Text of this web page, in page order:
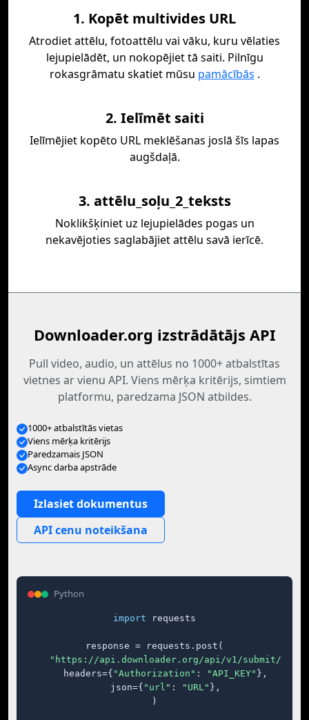
1. Kopēt multivides URL
Atrodiet attēlu, fotoattēlu vai vāku, kuru vēlaties
lejupielādēt, un nokopējiet tā saiti. Pilnīgu
rokasgrāmatu skatiet mūsu pamācībās .
2. Ielīmēt saiti
Ielīmējiet kopēto URL meklēšanas joslā šīs lapas
augšdaļā.
3. attēlu_soļu_2_teksts
Noklikšķiniet uz lejupielādes pogas un
nekavējoties saglabājiet attēlu savā ierīcē.
Downloader.org izstrādātājs API
Pull video, audio, un attēlus no 1000+ atbalstītas
vietnes ar vienu API. Viens mērķa kritērijs, simtiem
platformu, paredzama JSON atbildes.
1000+ atbalstītās vietas
Viens mērķa kritērijs
Paredzamais JSON
Async darba apstrāde
Izlasiet dokumentus
API cenu noteikšana
Python
import requests
response = requests.post(
"https://api.downloader.org/api/v1/submit/"
    headers={
"Authorization" : "API_KEY" },
    json={
"url" : "URL" },
)